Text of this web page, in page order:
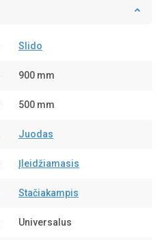
Slido
900 mm
500 mm
Juodas
Įleidžiamasis
Stačiakampis
Universalus